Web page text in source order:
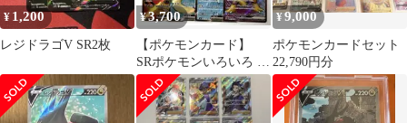
¥ 1,200
レジドラゴV SR2枚
¥3,700
【ポケモンカード】
SRポケモンいろいろ 16
枚
¥9,000
ポケモンカードセット
22,790円分